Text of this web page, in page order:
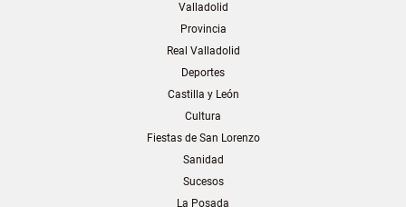
Valladolid
Provincia
Real Valladolid
Deportes
Castilla y León
Cultura
Fiestas de San Lorenzo
Sanidad
Sucesos
La Posada